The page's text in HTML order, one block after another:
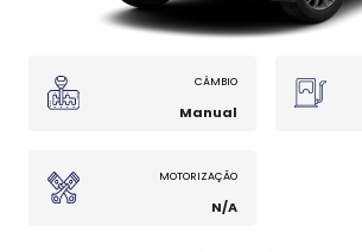
CÂMBIO
Manual
MOTORIZAÇÃO
N/A